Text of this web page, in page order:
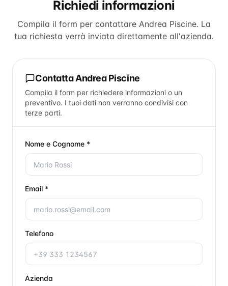
Richiedi informazioni
Compila il form per contattare Andrea Piscine. La
tua richiesta verrà inviata direttamente all'azienda.
ContattaAndrea Piscine
Compila il form per richiedere informazioni o un
preventivo. I tuoi dati non verranno condivisi con
terze parti.
Nome e Cognome *
Email *
Telefono
Azienda